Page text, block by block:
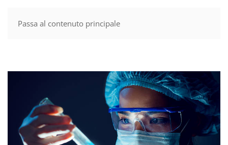
Passa al contenuto principale
MENU